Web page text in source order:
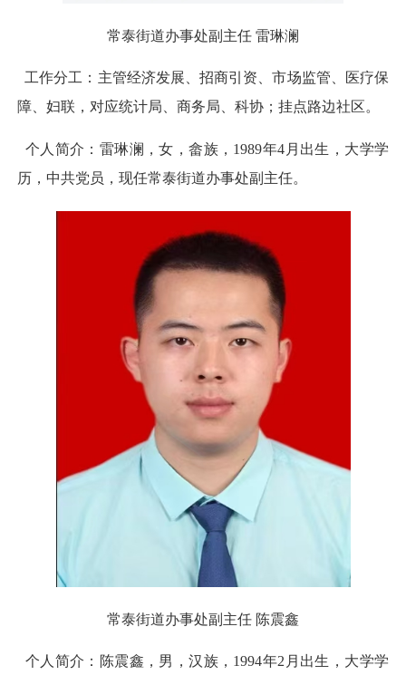
常泰街道办事处副主任 雷琳澜
工作分工：主管经济发展、招商引资、市场监管、医疗保
障、妇联，对应统计局、商务局、科协；挂点路边社区。
个人简介：雷琳澜，女，畲族，1989年4月出生，大学学
历，中共党员，现任常泰街道办事处副主任。
常泰街道办事处副主任 陈震鑫
个人简介：陈震鑫，男，汉族，1994年2月出生，大学学